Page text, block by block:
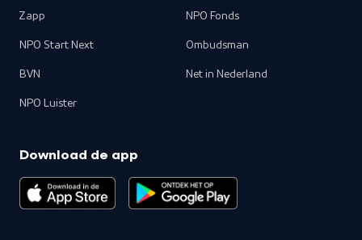
Zapp
NPO Start Next
BVN
NPO Luister
NPO Fonds
Ombudsman
Net in Nederland
Download de app